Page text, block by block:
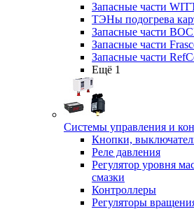
Запасные части
ТЭНы подогрева
Запасные части
Запасные части
Запасные части
Ещё 1
Системы управления и
Кнопки,
Реле давления
Регулятор уровня
смазки
Контроллеры
Регуляторы